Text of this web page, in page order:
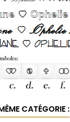
CATÉGORIE :